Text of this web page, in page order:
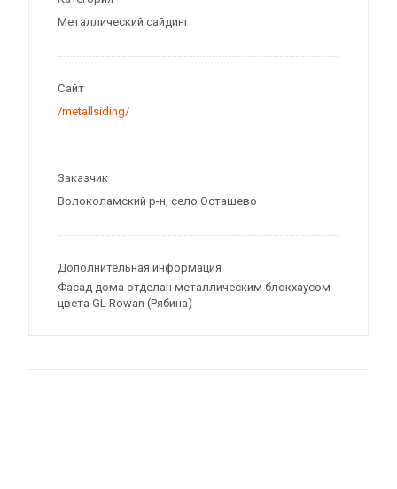
Металлический сайдинг
Сайт
/metallsiding/
Заказчик
Волоколамский р-н, село Осташево
Дополнительная информация
Фасад дома отделан металлическим блокхаусом
цвета GL Rowan (Рябина)